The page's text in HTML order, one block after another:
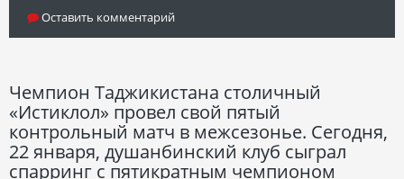
Оставить комментарий
Чемпион Таджикистана столичный
«Истиклол» провел свой пятый
контрольный матч в межсезонье. Сегодня,
22 января, душанбинский клуб сыграл
спарринг с пятикратным чемпионом